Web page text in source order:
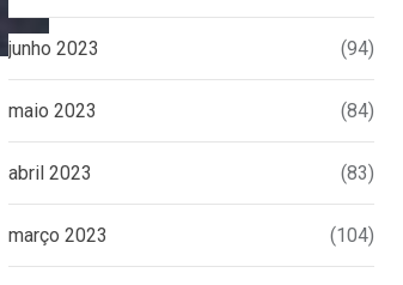
junho 2023 (94)
maio 2023 (84)
abril 2023 (83)
março 2023 (104)